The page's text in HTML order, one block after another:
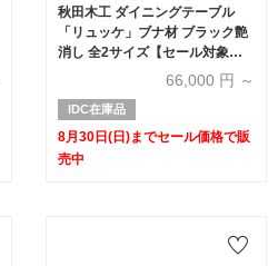
秋田木工 ダイニングテーブル
「リュッケ」ブナ材 ブラック艶
消し 全2サイズ【セール対象品
66,000 円 ～
IDC在庫品
8月30日(日)までセール価格で販
売中